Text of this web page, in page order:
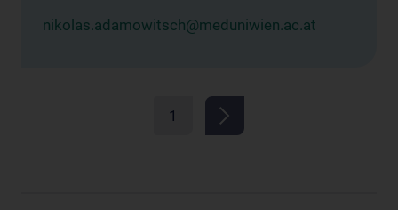
nikolas.adamowitsch@meduniwien.ac.at
1